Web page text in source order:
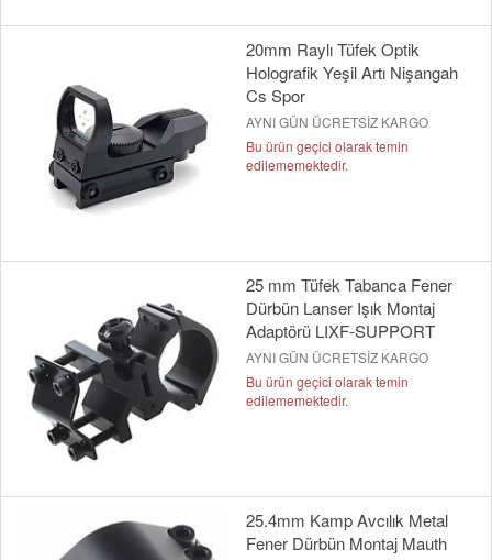
20mm Raylı Tüfek Optik
Holografik Yeşil Artı Nişangah
Cs Spor
AYNI GÜN ÜCRETSİZ KARGO
Bu ürün geçici olarak temin
edilememektedir.
25 mm Tüfek Tabanca Fener
Dürbün Lanser Işık Montaj
Adaptörü LIXF-SUPPORT
AYNI GÜN ÜCRETSİZ KARGO
Bu ürün geçici olarak temin
edilememektedir.
25.4mm Kamp Avcılık Metal
Fener Dürbün Montaj Mauth